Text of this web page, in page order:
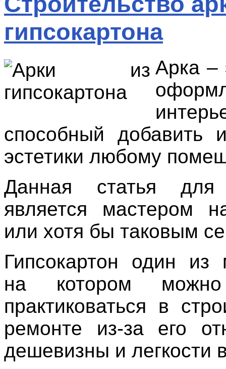
гипсокартона
Арка –
способный добавить
эстетики любому
Данная статья
является мастером
или хотя бы таковым
Гипсокартон один из
на котором можно
практиковаться в
ремонте из-за его
дешевизны и легкости